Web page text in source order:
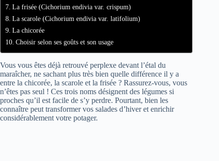
La frisée (Cichorium endivia var. crispum)
La scarole (Cichorium endivia var. latifolium)
La chicorée
Choisir selon ses goûts et son usage
Vous vous êtes déjà retrouvé perplexe devant l’étal du
maraîcher, ne sachant plus très bien quelle différence il y a
entre la chicorée, la scarole et la frisée ? Rassurez-vous, vous
n’êtes pas seul ! Ces trois noms désignent des légumes si
proches qu’il est facile de s’y perdre. Pourtant, bien les
connaître peut transformer vos salades d’hiver et enrichir
considérablement votre potager.